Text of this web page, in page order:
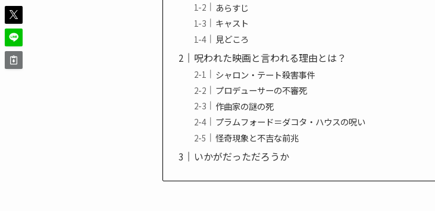
あらすじ
キャスト
見どころ
呪われた映画と言われる理由とは？
シャロン・テート殺害事件
プロデューサーの不審死
作曲家の謎の死
プラムフォード＝ダコタ・ハウスの呪い
怪奇現象と不吉な前兆
いかがだっただろうか